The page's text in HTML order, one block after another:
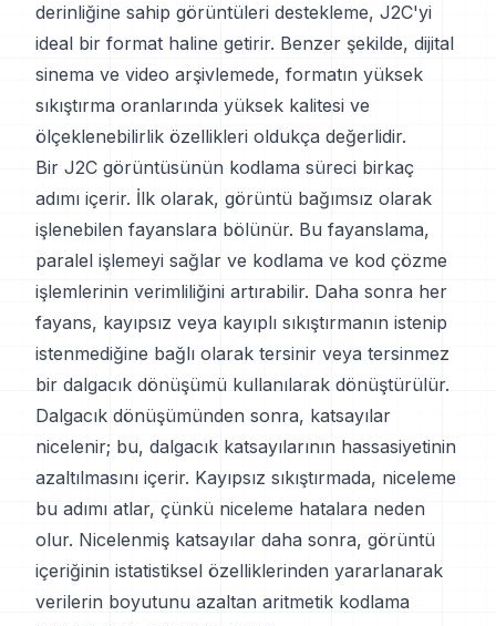
derinliğine sahip görüntüleri destekleme, J2C'yi
ideal bir format haline getirir. Benzer şekilde, dijital
sinema ve video arşivlemede, formatın yüksek
sıkıştırma oranlarında yüksek kalitesi ve
ölçeklenebilirlik özellikleri oldukça değerlidir.
Bir J2C görüntüsünün kodlama süreci birkaç
adımı içerir. İlk olarak, görüntü bağımsız olarak
işlenebilen fayanslara bölünür. Bu fayanslama,
paralel işlemeyi sağlar ve kodlama ve kod çözme
işlemlerinin verimliliğini artırabilir. Daha sonra her
fayans, kayıpsız veya kayıplı sıkıştırmanın istenip
istenmediğine bağlı olarak tersinir veya tersinmez
bir dalgacık dönüşümü kullanılarak dönüştürülür.
Dalgacık dönüşümünden sonra, katsayılar
nicelenir; bu, dalgacık katsayılarının hassasiyetinin
azaltılmasını içerir. Kayıpsız sıkıştırmada, niceleme
bu adımı atlar, çünkü niceleme hatalara neden
olur. Nicelenmiş katsayılar daha sonra, görüntü
içeriğinin istatistiksel özelliklerinden yararlanarak
verilerin boyutunu azaltan aritmetik kodlama